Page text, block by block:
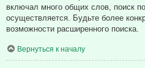
включал много общих слов, поиск
осуществляется. Будьте более
возможности расширенного поиска.
Вернуться к началу